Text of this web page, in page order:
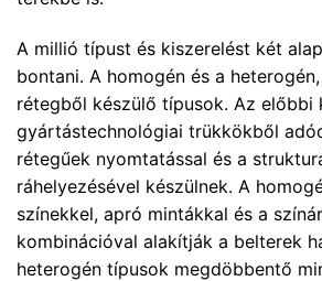
A millió típust és kiszerelést két
bontani. A homogén és a
rétegből készülő típusok. Az előbbi
gyártástechnológiai trükkökből
rétegűek nyomtatással és a
ráhelyezésével készülnek. A
színekkel, apró mintákkal és a
kombinációval alakítják a belterek
heterogén típusok megdöbbentő